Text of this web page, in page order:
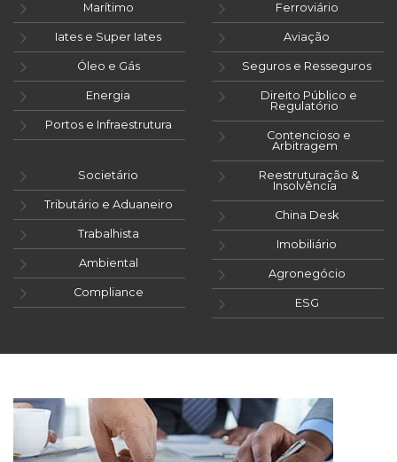
Marítimo
Iates e Super Iates
Óleo e Gás
Energia
Portos e Infraestrutura
Ferroviário
Aviação
Seguros e Resseguros
Direito Público e
Regulatório
Contencioso e
Arbitragem
Societário
Tributário e Aduaneiro
Trabalhista
Ambiental
Compliance
Reestruturação &
Insolvência
China Desk
Imobiliário
Agronegócio
ESG